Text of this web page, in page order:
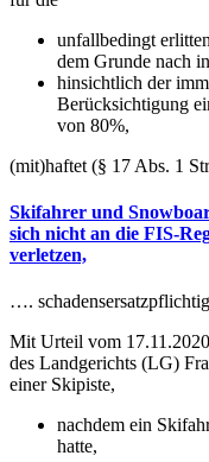
unfallbedingt
dem Grunde nach
hinsichtlich der
Berücksichtigung
von 80%,
(mit)haftet (§ 17 Abs. 1
Skifahrer und
sich nicht an die FIS-
verletzen,
….
Mit Urteil vom
des Landgerichts (LG)
einer Skipiste,
nachdem ein
hatte,